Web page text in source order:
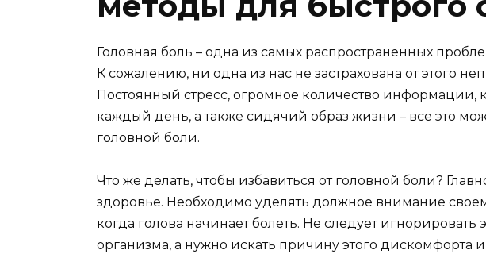
Головная боль – одна из самых распространенных
К сожалению, ни одна из нас не застрахована от этого
Постоянный стресc, огромное количество информации,
каждый день, а также сидячий образ жизни – все это
головной боли.
Что же делать, чтобы избавиться от головной боли?
здоровье. Необходимо уделять должное внимание
когда голова начинает болеть. Не следует игнорировать
организма, а нужно искать причину этого дискомфорта